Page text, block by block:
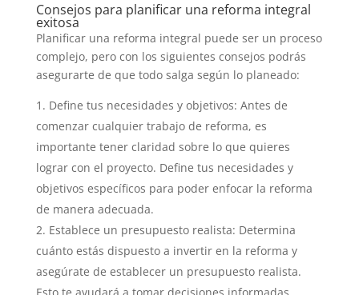
Consejos para planificar una reforma integral
exitosa
Planificar una reforma integral puede ser un proceso
complejo, pero con los siguientes consejos podrás
asegurarte de que todo salga según lo planeado:
Define tus necesidades y objetivos: Antes de
comenzar cualquier trabajo de reforma, es
importante tener claridad sobre lo que quieres
lograr con el proyecto. Define tus necesidades y
objetivos específicos para poder enfocar la reforma
de manera adecuada.
Establece un presupuesto realista: Determina
cuánto estás dispuesto a invertir en la reforma y
asegúrate de establecer un presupuesto realista.